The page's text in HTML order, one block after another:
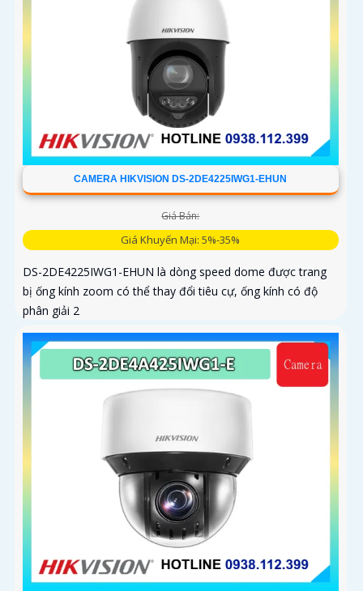
CAMERA HIKVISION DS-2DE4225IWG1-EHUN
Giá Bán:
Giá Khuyến Mại: 5%-35%
DS-2DE4225IWG1-EHUN là dòng speed dome được trang
bị ống kính zoom có thể thay đổi tiêu cự, ống kính có độ
phân giải 2